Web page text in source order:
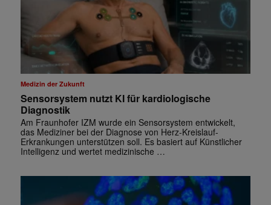
Medizin der Zukunft
Sensorsystem nutzt KI für kardiologische
Diagnostik
Am Fraunhofer IZM wurde ein Sensorsystem entwickelt,
das Mediziner bei der Diagnose von Herz-Kreislauf-
Erkrankungen unterstützen soll. Es basiert auf Künstlicher
Intelligenz und wertet medizinische …